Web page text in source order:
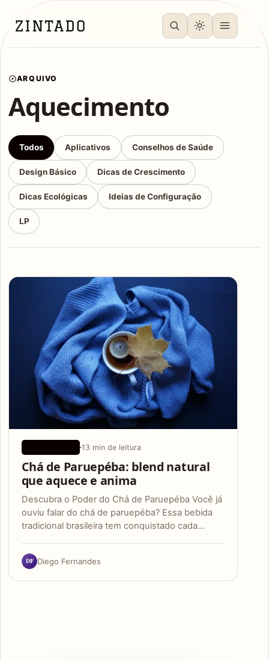
ARQUIVO
Aquecimento
Todos Aplicativos Conselhos de Saúde
Design Básico Dicas de Crescimento
Dicas Ecológicas Ideias de Configuração
LP
Articles
13 min de leitura
Chá de Paruepéba: blend natural
que aquece e anima
Descubra o Poder do Chá de Paruepéba Você já
ouviu falar do chá de paruepéba? Essa bebida
tradicional brasileira tem conquistado cada…
DF Diego Fernandes